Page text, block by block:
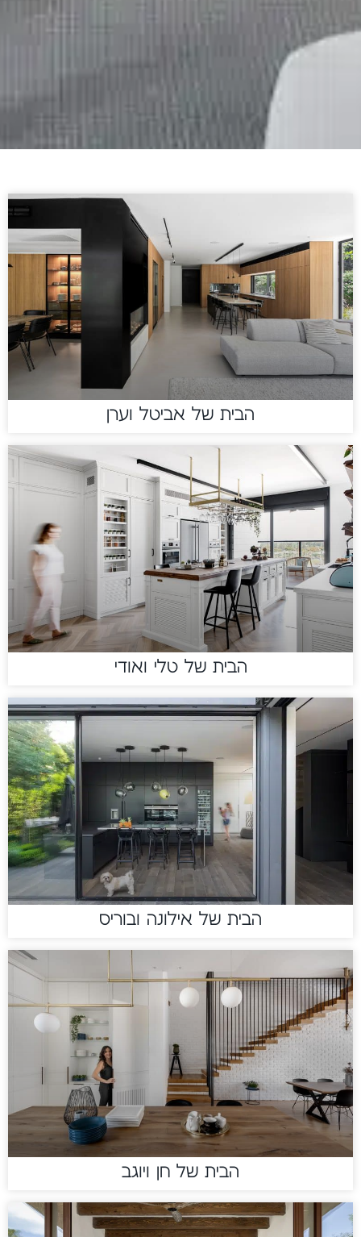
הבית של אביטל וערן
הבית של טלי ואודי
הבית של אילונה ובוריס
הבית של חן ויוגב